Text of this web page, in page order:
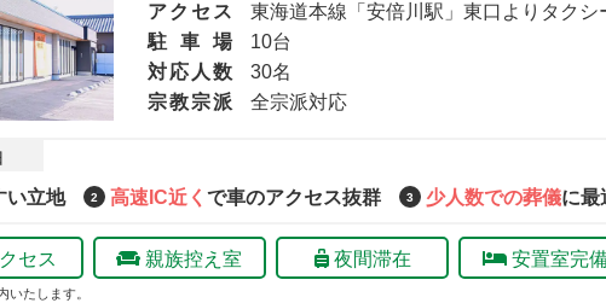
アクセス
東海道本線「安倍川駅」東口よりタクシ
駐車場
10台
対応人数
30名
宗教宗派
全宗派対応
い立地
高速IC近く で車のアクセス抜群 少人数での葬儀に最
セス 親族控え室 夜間滞在 安置室完
たします。